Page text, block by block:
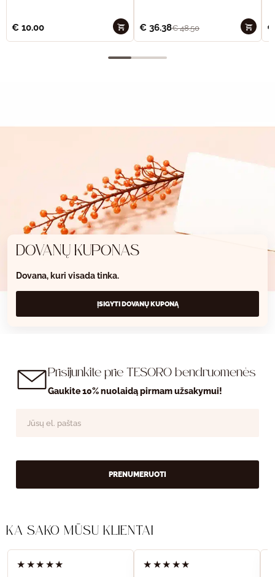
€ 10.00 € 36.38€48.50 €
DOVANŲ KUPONAS
Dovana, kuri visada tinka.
ĮSIGYTI DOVANŲ KUPONĄ
Prisijunkite prie TESORO bendruomenės
Gaukite 10% nuolaidą pirmam užsakymui!
PRENUMERUOTI
KĄ SAKO MŪSŲ KLIENTAI
★★★★★ ★★★★★